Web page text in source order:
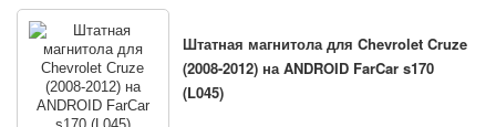
Штатная магнитола для Chevrolet Cruze
(2008-2012) на ANDROID FarCar s170
(L045)